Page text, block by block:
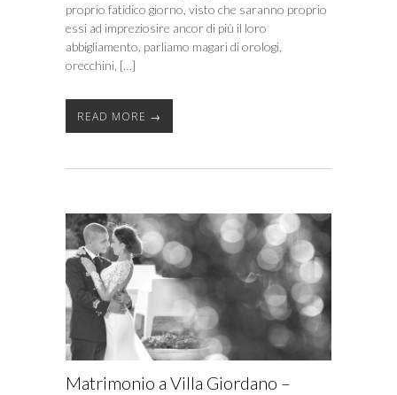
proprio fatidico giorno, visto che saranno proprio
essi ad impreziosire ancor di più il loro
abbigliamento, parliamo magari di orologi,
orecchini, […]
READ MORE →
Matrimonio a Villa Giordano –